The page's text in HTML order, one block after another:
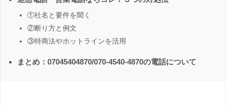
①社名と要件を聞く
②断り方と例文
③特商法やホットラインを活用
まとめ：07045404870/070-4540-4870の電話について